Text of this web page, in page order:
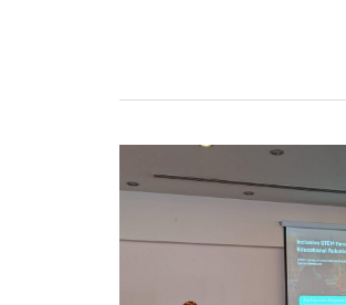
ορθολογικοί παράγοντες […]